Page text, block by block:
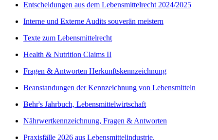
Entscheidungen aus dem Lebensmittelrecht 2024/2025
Interne und Externe Audits souverän meistern
Texte zum Lebensmittelrecht
Health & Nutrition Claims II
Fragen & Antworten Herkunftskennzeichnung
Beanstandungen der Kennzeichnung von Lebensmitteln
Behr's Jahrbuch, Lebensmittelwirtschaft
Nährwertkennzeichnung, Fragen & Antworten
Praxisfälle 2026 aus Lebensmittelindustrie,